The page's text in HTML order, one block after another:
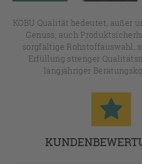
KOBU Qualität bedeutet, außer
Genuss, auch
sorgfältige Rohstoffauswahl,
Erfüllung strenger
langjähriger